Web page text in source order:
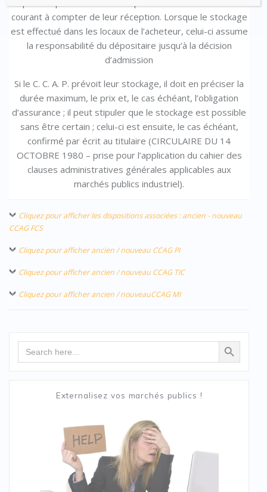
courant à compter de leur réception. Lorsque le stockage
est effectué dans les locaux de l’acheteur, celui-ci assume
la responsabilité du dépositaire jusqu’à la décision
d’admission
Si le C. C. A. P. prévoit leur stockage, il doit en préciser la
durée maximum, le prix et, le cas échéant, l’obligation
d’assurance ; il peut stipuler que le stockage est possible
sans être certain ; celui-ci est ensuite, le cas échéant,
confirmé par écrit au titulaire (CIRCULAIRE DU 14
OCTOBRE 1980 – prise pour l’application du cahier des
clauses administratives générales applicables aux
marchés publics industriel).
Cliquez pour afficher les dispositions associées : ancien - nouveau
CCAG FCS
Cliquez pour afficher ancien / nouveau CCAG PI
Cliquez pour afficher ancien / nouveau CCAG TIC
Cliquez pour afficher ancien / nouveauCCAG MI
Search Search Button
Externalisez vos marchés publics !